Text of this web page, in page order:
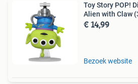
Toy Story POP!
Alien with Claw
€ 14,99
Bezoek website